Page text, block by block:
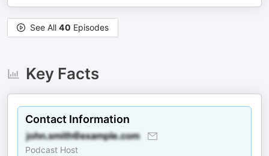
See All 40 Episodes
Key Facts
Contact Information
Podcast Host